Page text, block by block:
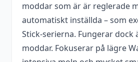
moddar som är är reglerade
automatiskt inställda – som
Stick-serierna. Fungerar dock
moddar. Fokuserar på lägre